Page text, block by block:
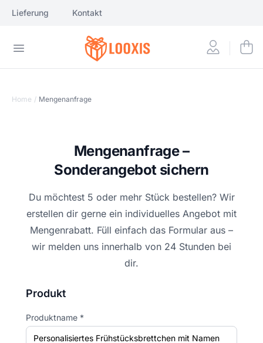
Lieferung Kontakt
Home / Mengenanfrage
Mengenanfrage –
Sonderangebot sichern
Du möchtest 5 oder mehr Stück bestellen? Wir
erstellen dir gerne ein individuelles Angebot mit
Mengenrabatt. Füll einfach das Formular aus –
wir melden uns innerhalb von 24 Stunden bei
dir.
Produkt
Produktname *